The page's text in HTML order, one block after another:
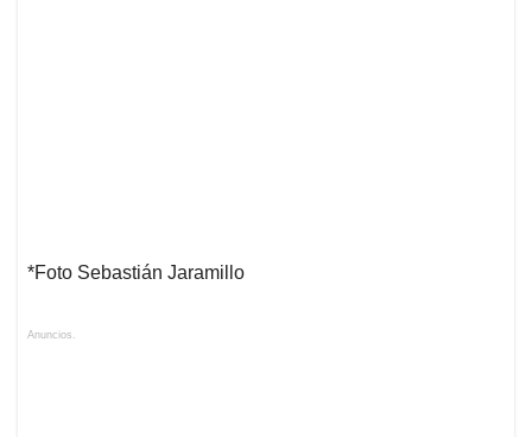
*Foto Sebastián Jaramillo
Anuncios.